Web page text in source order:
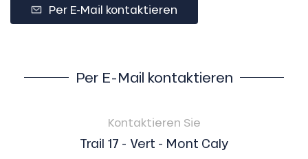
Per E-Mail kontaktieren
Per E-Mail kontaktieren
Kontaktieren Sie
Trail 17 - Vert - Mont Caly